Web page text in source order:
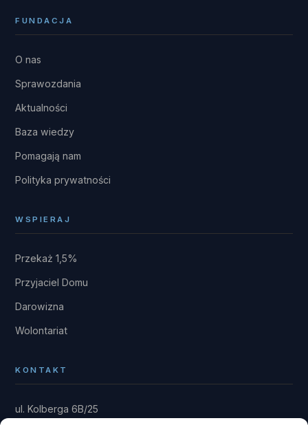
FUNDACJA
O nas
Sprawozdania
Aktualności
Baza wiedzy
Pomagają nam
Polityka prywatności
WSPIERAJ
Przekaż 1,5%
Przyjaciel Domu
Darowizna
Wolontariat
KONTAKT
ul. Kolberga 6B/25